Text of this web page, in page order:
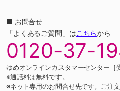
■ お問合せ
「よくあるご質問」はこちらから
0120-37-
ゆめオンラインカスタマーセンター［
※通話料は無料です。
※ネット専用のお問合せ先です。ご注